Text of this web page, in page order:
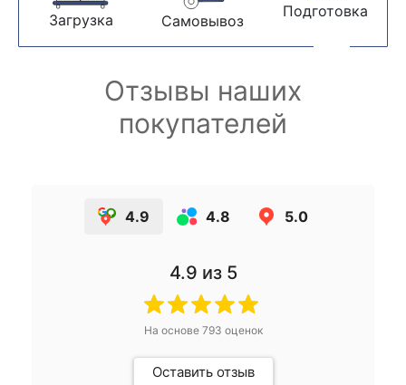
Загрузка Самовывоз
Подготовка
Отзывы наших
покупателей
4.9 4.8 5.0
4.9 из 5
На основе 793 оценок
Оставить отзыв